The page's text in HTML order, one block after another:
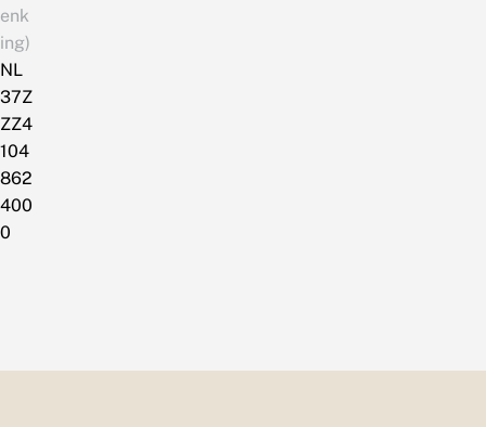
enk
ing)
NL
37Z
ZZ4
104
862
400
0